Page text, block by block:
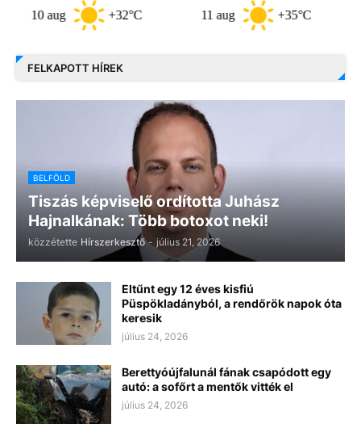
aug +32°C 11 aug +35°C
FELKAPOTT HÍREK
BELFÖLD
Tiszás képviselő ordította Juhász
Hajnalkának: Több botoxot neki!
közzétette Hírszerkesztő - július 21, 2026
Eltűnt egy 12 éves kisfiú
Püspökladányból, a rendőrök napok óta
keresik
július 24, 2026
Berettyóújfalunál fának csapódott egy
autó: a sofőrt a mentők vitték el
július 24, 2026